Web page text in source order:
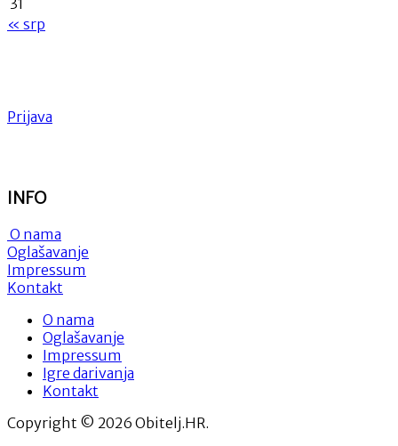
« srp
Prijava
INFO
O nama
Oglašavanje
Impressum
Kontakt
O nama
Oglašavanje
Impressum
Igre darivanja
Kontakt
Copyright © 2026 Obitelj.HR.